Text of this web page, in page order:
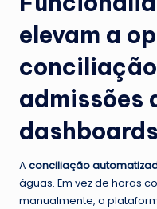
elevam a
admissões
A conciliação
águas. Em vez de horas
manualmente, a